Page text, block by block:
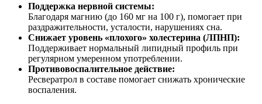
Поддержка нервной системы:
Благодаря магнию (до 160 мг на 100 г), помогает при
раздражительности, усталости, нарушениях сна.
Снижает уровень «плохого» холестерина (ЛПНП):
Поддерживает нормальный липидный профиль при
регулярном умеренном употреблении.
Противовоспалительное действие:
Ресвератрол в составе помогает снижать хронические
воспаления.